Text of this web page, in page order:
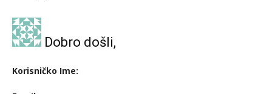
Dobro došli,
Korisničko Ime: